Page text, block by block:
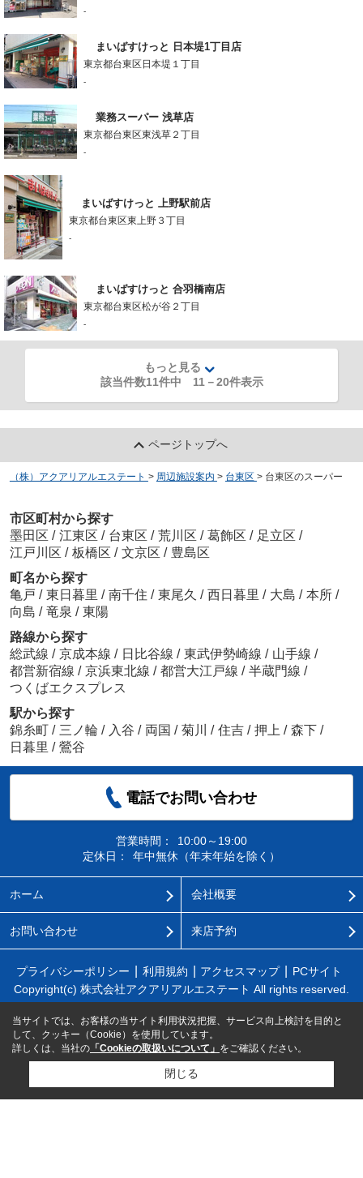
-
まいばすけっと 日本堤1丁目店
東京都台東区日本堤１丁目
-
業務スーパー 浅草店
東京都台東区東浅草２丁目
-
まいばすけっと 上野駅前店
東京都台東区東上野３丁目
-
まいばすけっと 合羽橋南店
東京都台東区松が谷２丁目
-
もっと見る
該当件数11件中 11 －20件表示
ページトップへ
（株）アクアリアルエステート > 周辺施設案内 > 台東区 > 台東区のスーパー
市区町村から探す
墨田区 / 江東区 / 台東区 / 荒川区 / 葛飾区 / 足立区 /
江戸川区 / 板橋区 / 文京区 / 豊島区
町名から探す
亀戸 / 東日暮里 / 南千住 / 東尾久 / 西日暮里 / 大島 / 本所 /
向島 / 竜泉 / 東陽
路線から探す
総武線 / 京成本線 / 日比谷線 / 東武伊勢崎線 / 山手線 /
都営新宿線 / 京浜東北線 / 都営大江戸線 / 半蔵門線 /
つくばエクスプレス
駅から探す
錦糸町 / 三ノ輪 / 入谷 / 両国 / 菊川 / 住吉 / 押上 / 森下 /
日暮里 / 鶯谷
電話でお問い合わせ
営業時間：
10:00～19:00
定休日：
年中無休（年末年始を除く）
ホーム 会社概要
お問い合わせ 来店予約
プライバシーポリシー 利用規約 アクセスマップ
PCサイト
Copyright(c) 株式会社アクアリアルエステート All rights reserved.
当サイトでは、お客様の当サイト利用状況把握、サービス向上検討を目的と
して、クッキー（Cookie）を使用しています。
詳しくは、当社の 「Cookieの取扱いについて」 をご確認ください。
閉じる